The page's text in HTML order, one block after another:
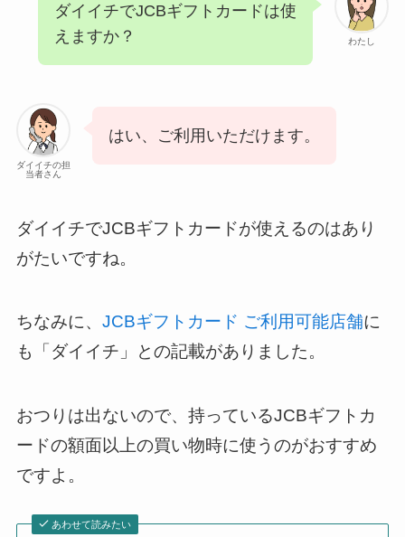
わたし
ダイイチでJCBギフトカードは使
えますか？
ダイイチの担
当者さん
はい、ご利用いただけます。
ダイイチでJCBギフトカードが使えるのはあり
がたいですね。
ちなみに、 JCBギフトカード ご利用可能店舗に
も「ダイイチ」との記載がありました。
おつりは出ないので、持っているJCBギフトカ
ードの額面以上の買い物時に使うのがおすすめ
ですよ。
あわせて読みたい